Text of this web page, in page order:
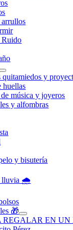
Ruido
quitamiedos y
huellas
música y joyeros
y alfombras
y bisutería
lluvia 🌧️
🎁
REGALAR EN UN